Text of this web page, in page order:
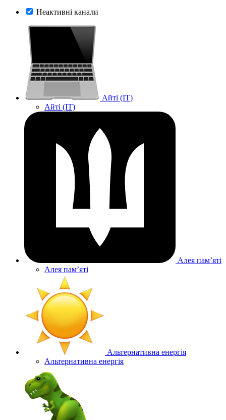
Неактивні канали
Айті (IT)
Айті (IT)
Алея памʼяті
Алея памʼяті
Альтернативна енергія
Альтернативна енергія